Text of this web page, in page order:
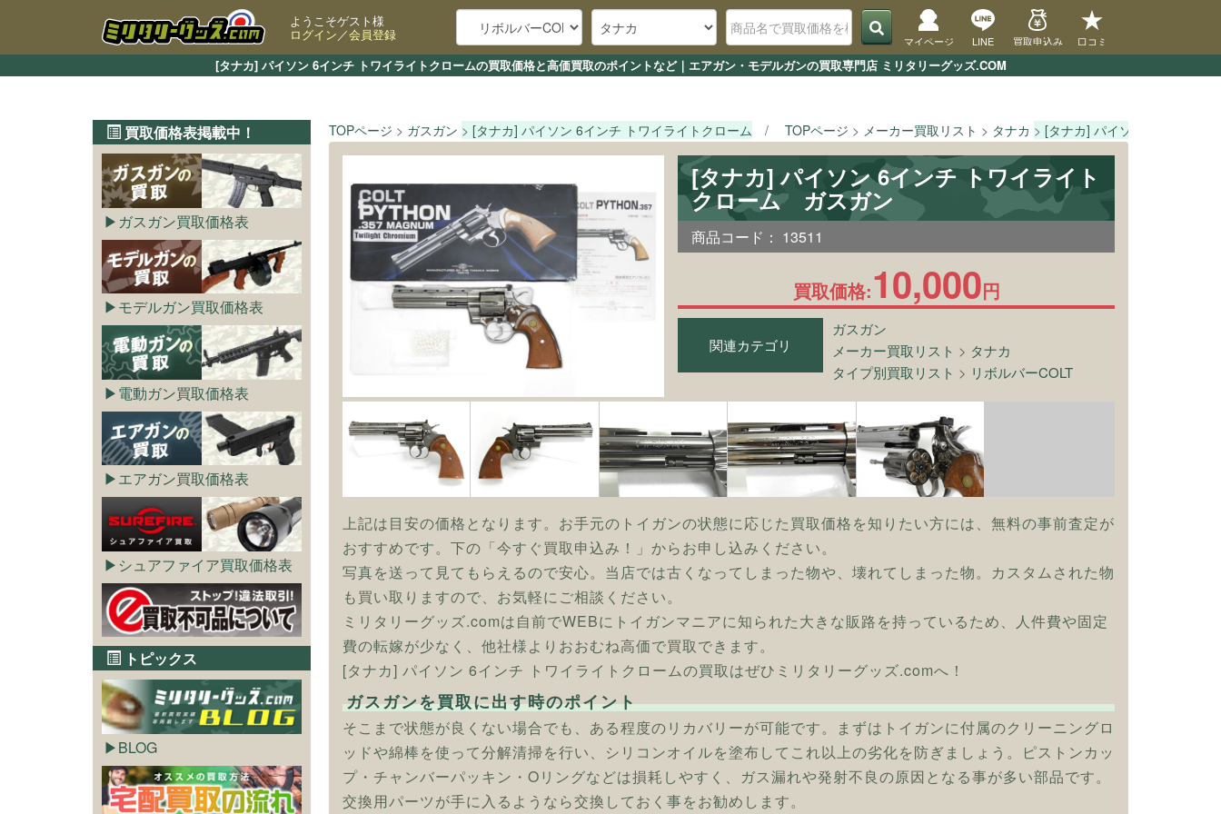
[タナカ] パイソン 6インチ トワイライトクロームの買取価格と高価買取のポイントなど｜エアガン・モデルガンの買取専門店 ミリタリーグッズ.COM
ようこそゲスト様
ログイン／会員登録 マイページ LINE 買取申込み 口コミ
TOPページ ガスガン [タナカ] パイソン 6インチ トワイライトクローム TOPページ メーカー買取リスト タナカ [タナカ] パイソン 6インチ ト
[タナカ] パイソン 6インチ トワイライト
クローム ガスガン
商品コード： 13511
買取価格:10,000円
関連カテゴリ
ガスガン
メーカー買取リスト > タナカ
タイプ別買取リスト > リボルバーCOLT
上記は目安の価格となります。お手元のトイガンの状態に応じた買取価格を知りたい方には、無料の事前査定が
おすすめです。下の「今すぐ買取申込み！」からお申し込みください。
写真を送って見てもらえるので安心。当店では古くなってしまった物や、壊れてしまった物。カスタムされた物
も買い取りますので、お気軽にご相談ください。
ミリタリーグッズ.comは自前でWEBにトイガンマニアに知られた大きな販路を持っているため、人件費や固定
費の転嫁が少なく、他社様よりおおむね高価で買取できます。
[タナカ] パイソン 6インチ トワイライトクロームの買取はぜひミリタリーグッズ.comへ！
ガスガンを買取に出す時のポイント
そこまで状態が良くない場合でも、ある程度のリカバリーが可能です。まずはトイガンに付属のクリーニングロ
ッドや綿棒を使って分解清掃を行い、シリコンオイルを塗布してこれ以上の劣化を防ぎましょう。ピストンカッ
プ・チャンバーパッキン・Oリングなどは損耗しやすく、ガス漏れや発射不良の原因となる事が多い部品です。
交換用パーツが手に入るようなら交換しておく事をお勧めします。
買取価格表掲載中！
ガスガン買取価格表
モデルガン買取価格表
電動ガン買取価格表
エアガン買取価格表
シュアファイア買取価格表
トピックス
BLOG